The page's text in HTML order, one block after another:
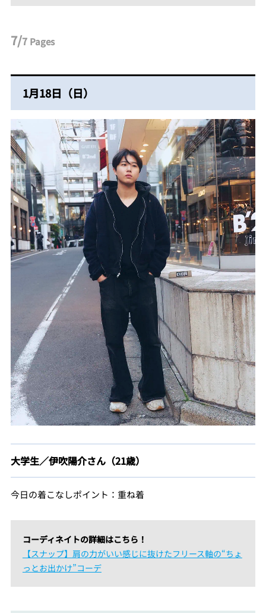
7/7 Pages
1月18日（日）
大学生／伊吹陽介さん（21歳）
今日の着こなしポイント：重ね着
コーディネイトの詳細はこちら！
【スナップ】肩の力がいい感じに抜けたフリース軸の“ちょ
っとお出かけ”コーデ